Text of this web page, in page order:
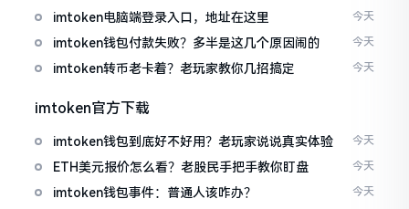
imtoken电脑端登录入口，地址在这里 今天
imtoken钱包付款失败？多半是这几个原因闹的 今天
imtoken转币老卡着？老玩家教你几招搞定 今天
imtoken官方下载
imtoken钱包到底好不好用？老玩家说说真实体验 今天
ETH美元报价怎么看？老股民手把手教你盯盘 今天
imtoken钱包事件：普通人该咋办？ 今天